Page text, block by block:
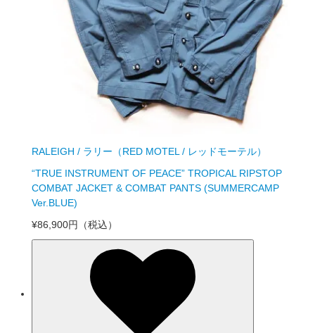
RALEIGH / ラリー（RED MOTEL / レッドモーテル）
“TRUE INSTRUMENT OF PEACE” TROPICAL RIPSTOP
COMBAT JACKET & COMBAT PANTS (SUMMERCAMP
Ver.BLUE)
¥86,900円
（税込）